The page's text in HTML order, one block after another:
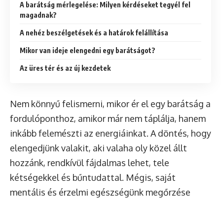
A barátság mérlegelése: Milyen kérdéseket tegyél fel
magadnak?
A nehéz beszélgetések és a határok felállítása
Mikor van ideje elengedni egy barátságot?
Az üres tér és az új kezdetek
Nem könnyű felismerni, mikor ér el egy barátság a
fordulóponthoz, amikor már nem táplálja, hanem
inkább felemészti az energiáinkat. A döntés, hogy
elengedjünk valakit, aki valaha oly közel állt
hozzánk, rendkívül fájdalmas lehet, tele
kétségekkel és bűntudattal. Mégis, saját
mentális és érzelmi egészségünk megőrzése